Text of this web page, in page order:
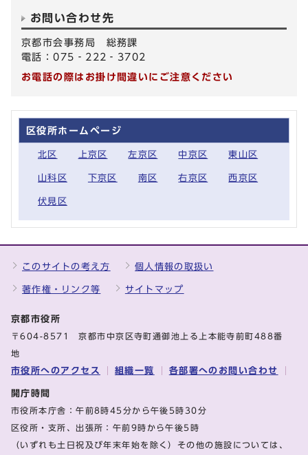
お問い合わせ先
京都市会事務局 総務課
電話：075‐222‐3702
お電話の際はお掛け間違いにご注意ください
区役所ホームページ
北区 上京区 左京区 中京区 東山区
山科区 下京区 南区 右京区 西京区
伏見区
このサイトの考え方 個人情報の取扱い
著作権・リンク等 サイトマップ
京都市役所
〒604-8571 京都市中京区寺町通御池上る上本能寺前町488番
地
市役所へのアクセス 組織一覧 各部署へのお問い合わせ
開庁時間
市役所本庁舎：午前8時45分から午後5時30分
区役所・支所、出張所：午前9時から午後5時
（いずれも土日祝及び年末年始を除く）その他の施設については、